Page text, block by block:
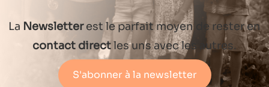
La Newsletterest le parfait moyen de rester en
contact directles uns avec les autres.
S'abonner à la newsletter